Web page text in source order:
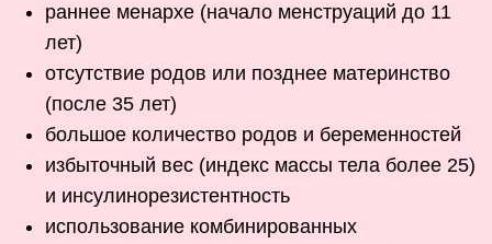
раннее менархе (начало менструаций до 11
лет)
отсутствие родов или позднее материнство
(после 35 лет)
большое количество родов и беременностей
избыточный вес (индекс массы тела более 25)
и инсулинорезистентность
использование комбинированных